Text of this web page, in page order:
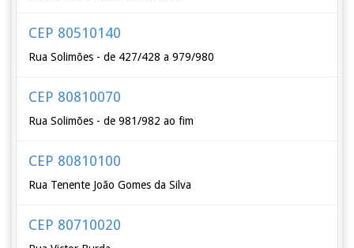
CEP 80510140
Rua Solimões - de 427/428 a 979/980
CEP 80810070
Rua Solimões - de 981/982 ao fim
CEP 80810100
Rua Tenente João Gomes da Silva
CEP 80710020